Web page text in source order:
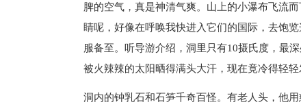
脾的空气，真是神清气爽。山上的小瀑布飞流
睛呢，好像在呼唤我快进入它们的国际，去饱
服备至。听导游介绍，洞里只有10摄氏度，最
被火辣辣的太阳晒得满头大汗，现在竟冷得轻轻
洞内的钟乳石和石笋千奇百怪。有老人头，他